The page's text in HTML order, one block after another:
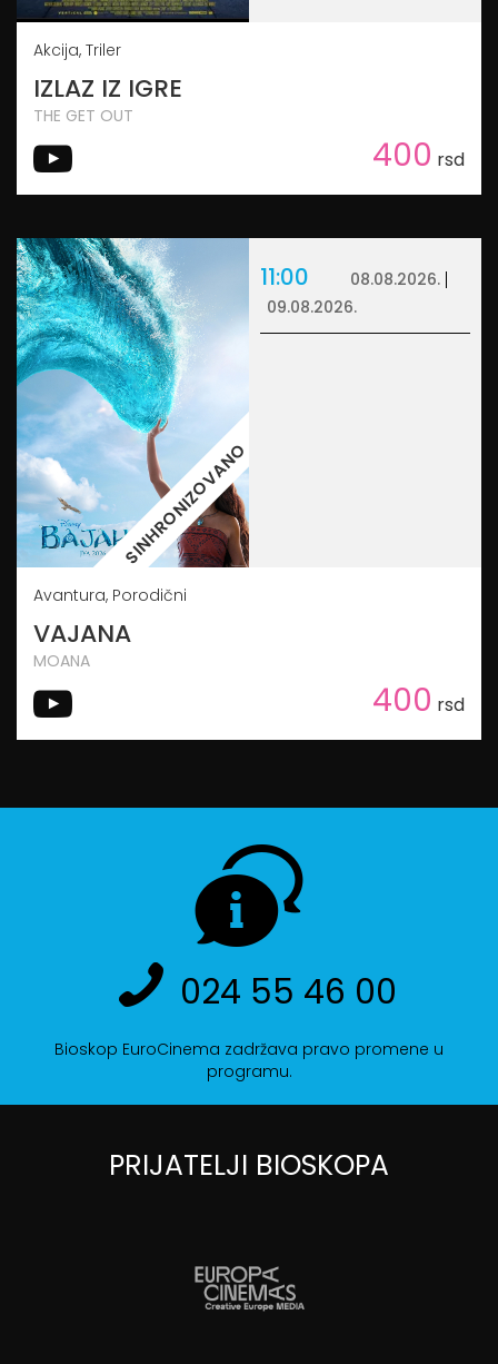
Akcija, Triler
IZLAZ IZ IGRE
THE GET OUT
400 rsd
11:00
08.08.2026.
09.08.2026.
SINHRONIZOVANO
Avantura, Porodični
VAJANA
MOANA
400 rsd
024 55 46 00
Bioskop EuroCinema zadržava pravo promene u
programu.
PRIJATELJI BIOSKOPA